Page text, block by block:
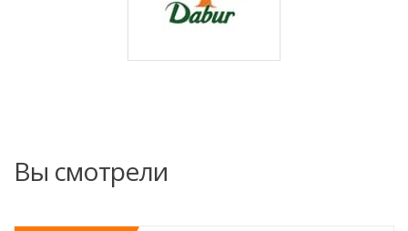
Вы смотрели